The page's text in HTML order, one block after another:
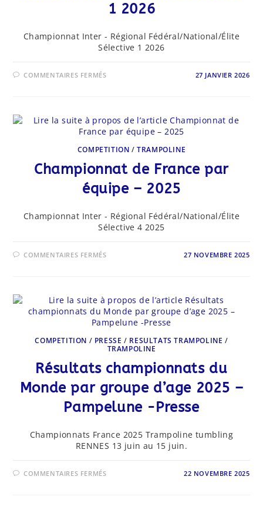
1 2026
Championnat Inter - Régional Fédéral/National/Élite
Sélective 1 2026
COMMENTAIRES FERMÉSSUR
1
2026
27 JANVIER 2026
COMPETITION /TRAMPOLINE
Championnat de France par
équipe – 2025
Championnat Inter - Régional Fédéral/National/Élite
Sélective 4 2025
COMMENTAIRES FERMÉSSUR
–
2025
27 NOVEMBRE 2025
COMPETITION / PRESSE / RESULTATS TRAMPOLINE /
TRAMPOLINE
Résultats championnats du
Monde par groupe d’age 2025 –
Pampelune -Presse
Championnats France 2025 Trampoline tumbling
RENNES 13 juin au 15 juin.
COMMENTAIRES FERMÉSSUR 22 NOVEMBRE 2025